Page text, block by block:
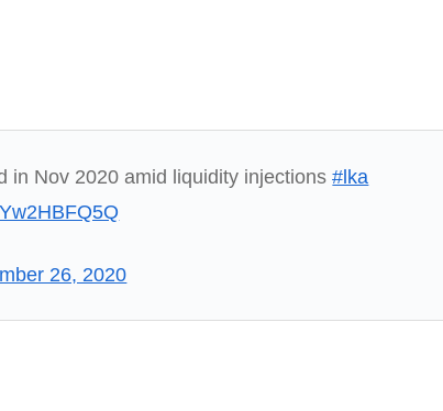
in Nov 2020 amid liquidity injections#lka
26, 2020